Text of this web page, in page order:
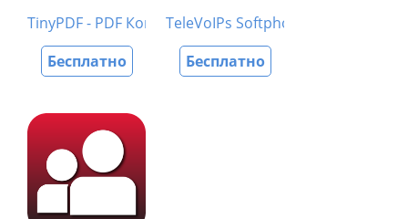
TinyPDF - PDF Компрессор
Бесплатно
TeleVoIPs Softphone
Бесплатно